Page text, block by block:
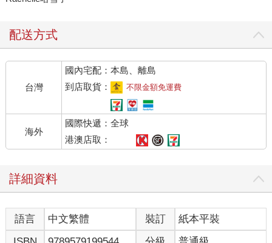
配送方式
台灣
國內宅配：本島、離島
到店取貨：
不限金額免運費
海外
國際快遞：全球
港澳店取：
詳細資料
語言 中文繁體 裝訂
紙本平裝